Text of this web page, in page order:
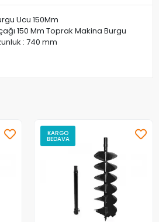
Ucu 150Mm
150 Mm Toprak Makina Burgu
: 740 mm
KARGO
BEDAVA